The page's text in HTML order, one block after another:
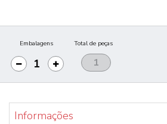
Embalagens Total de peças
Informações